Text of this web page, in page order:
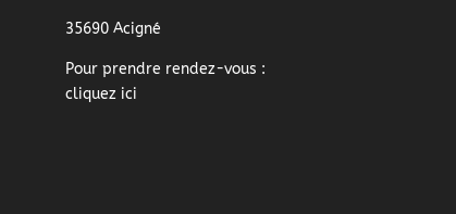
35690 Acigné
Pour prendre rendez-vous :
cliquez ici